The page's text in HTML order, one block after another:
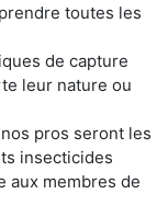
toutes les
de capture
leur nature ou
pros seront les
insecticides
aux membres de